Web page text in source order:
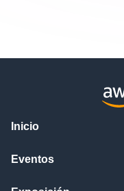
Inicio
Eventos